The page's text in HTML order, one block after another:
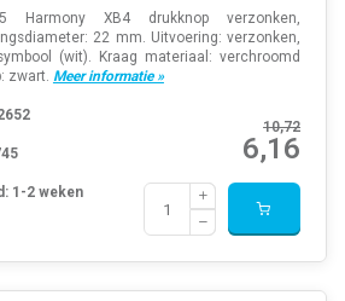
Harmony XB4 drukknop verzonken,
22 mm. Uitvoering: verzonken,
(wit). Kraag materiaal: verchroomd
zwart. Meer informatie »
10,72
6,16
1-2 weken